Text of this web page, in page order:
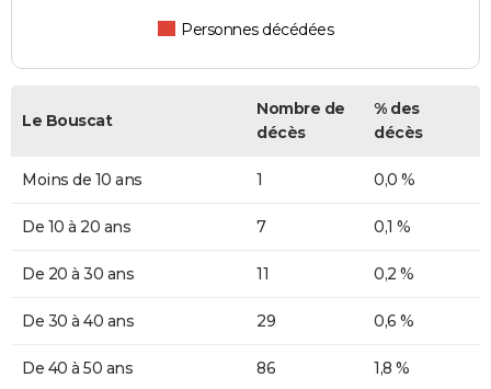
Personnes décédées
Le Bouscat
Nombre de
décès
% des
décès
Moins de 10 ans 1 0,0 %
De 10 à 20 ans 7 0,1 %
De 20 à 30 ans 11 0,2 %
De 30 à 40 ans 29 0,6 %
De 40 à 50 ans 86 1,8 %